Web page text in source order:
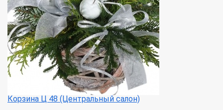
Корзина Ц 48 (Центральный салон)